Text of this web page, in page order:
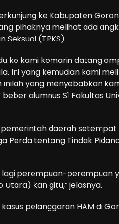
ke Kabupaten
pihaknya melihat ada
Seksual (TPKS).
ke kami kemarin datang
Ini yang kemudian kami
yang menyebabkan
alumnus S1 Fakultas
daerah setempat
Perda tentang Tindak
perempuan-perempuan
kan gitu,” jelasnya.
pelanggaran HAM di